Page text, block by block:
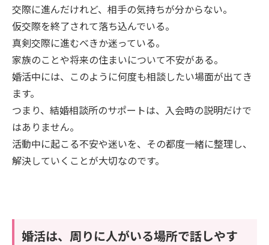
交際に進んだけれど、相手の気持ちが分からない。
仮交際を終了されて落ち込んでいる。
真剣交際に進むべきか迷っている。
家族のことや将来の住まいについて不安がある。
婚活中には、このように何度も相談したい場面が出てき
ます。
つまり、結婚相談所のサポートは、入会時の説明だけで
はありません。
活動中に起こる不安や迷いを、その都度一緒に整理し、
解決していくことが大切なのです。
婚活は、周りに人がいる場所で話しやす